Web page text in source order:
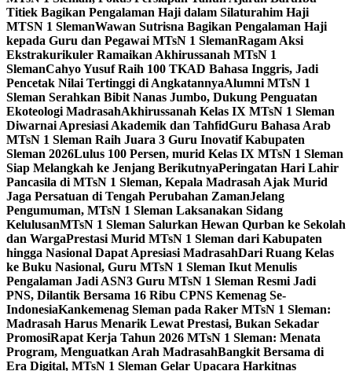
Titiek Bagikan Pengalaman Haji dalam Silaturahim Haji
MTSN 1 SlemanWawan Sutrisna Bagikan Pengalaman Haji
kepada Guru dan Pegawai MTsN 1 SlemanRagam Aksi
Ekstrakurikuler Ramaikan Akhirussanah MTsN 1
SlemanCahyo Yusuf Raih 100 TKAD Bahasa Inggris, Jadi
Pencetak Nilai Tertinggi di AngkatannyaAlumni MTsN 1
Sleman Serahkan Bibit Nanas Jumbo, Dukung Penguatan
Ekoteologi MadrasahAkhirussanah Kelas IX MTsN 1 Sleman
Diwarnai Apresiasi Akademik dan TahfidGuru Bahasa Arab
MTsN 1 Sleman Raih Juara 3 Guru Inovatif Kabupaten
Sleman 2026Lulus 100 Persen, murid Kelas IX MTsN 1 Sleman
Siap Melangkah ke Jenjang BerikutnyaPeringatan Hari Lahir
Pancasila di MTsN 1 Sleman, Kepala Madrasah Ajak Murid
Jaga Persatuan di Tengah Perubahan ZamanJelang
Pengumuman, MTsN 1 Sleman Laksanakan Sidang
KelulusanMTsN 1 Sleman Salurkan Hewan Qurban ke Sekolah
dan WargaPrestasi Murid MTsN 1 Sleman dari Kabupaten
hingga Nasional Dapat Apresiasi MadrasahDari Ruang Kelas
ke Buku Nasional, Guru MTsN 1 Sleman Ikut Menulis
Pengalaman Jadi ASN3 Guru MTsN 1 Sleman Resmi Jadi
PNS, Dilantik Bersama 16 Ribu CPNS Kemenag Se-
IndonesiaKankemenag Sleman pada Raker MTsN 1 Sleman:
Madrasah Harus Menarik Lewat Prestasi, Bukan Sekadar
PromosiRapat Kerja Tahun 2026 MTsN 1 Sleman: Menata
Program, Menguatkan Arah MadrasahBangkit Bersama di
Era Digital, MTsN 1 Sleman Gelar Upacara Harkitnas